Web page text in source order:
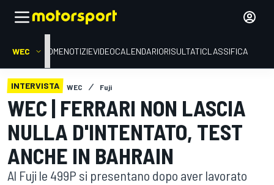
WEC HOMENOTIZIEVIDEOCALENDARIORISULTATICLASSIFICA
INTERVISTA WEC Fuji
WEC | FERRARI NON LASCIA
NULLA D'INTENTATO, TEST
ANCHE IN BAHRAIN
Al Fuji le 499P si presentano dopo aver lavorato